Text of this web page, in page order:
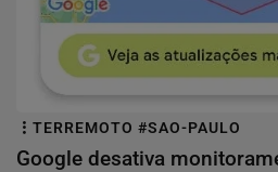
TERREMOTO #SAO-PAULO
Google desativa